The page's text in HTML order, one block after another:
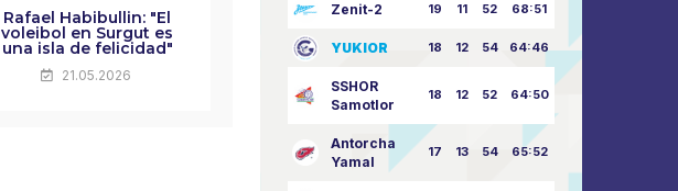
Rafael Habibullin: "El
voleibol en Surgut es
una isla de felicidad"
21.05.2026
Feliz gran día de la
Zenit-2 19 11 52 68:51
YUKIOR 18 12 54 64:46
SSHOR
Samotlor
18 12 52 64:50
Antorcha
Yamal
17 13 54 65:52